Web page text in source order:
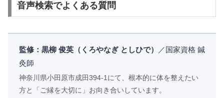
音声検索でよくある質問
監修：黒柳 俊英（くろやなぎ としひで）
／国家資格 鍼
灸師
神奈川県小田原市成田394-1にて、根本的に体を整えたい
方と「ご縁を大切に」お向き合いしています。